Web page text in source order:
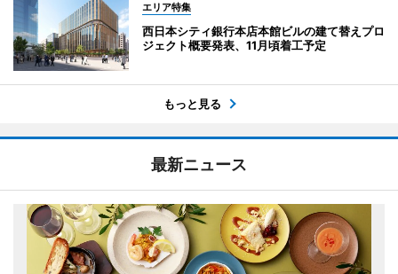
エリア特集
西日本シティ銀行本店本館ビルの建て替えプロ
ジェクト概要発表、11月頃着工予定
もっと見る
最新ニュース